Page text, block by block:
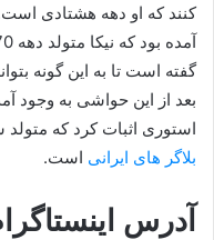
کنند که او دهه هشتادی
گفته است تا به این گونه
بعد از این حواشی به وجود
استوری اثبات کرد که متولد سال 1381 می
بلاگر های ایرانی است.
آدرس